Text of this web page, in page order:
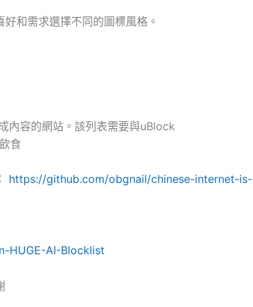
和需求選擇不同的圖標風格。
內容的網站。該列表需要與uBlock
食
https://github.com/obgnail/chinese-internet-is-
HUGE-AI-Blocklist